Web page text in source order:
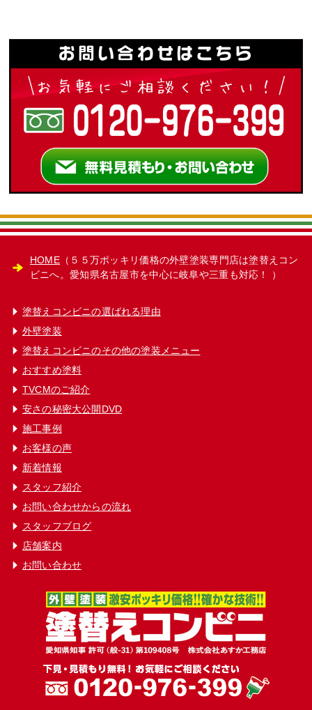
HOME （５５万ポッキリ価格の外壁塗装専門店は塗替えコン
ビニへ。愛知県名古屋市を中心に岐阜や三重も対応！ ）
塗替えコンビニの選ばれる理由
外壁塗装
塗替えコンビニのその他の塗装メニュー
おすすめ塗料
TVCMのご紹介
安さの秘密大公開DVD
施工事例
お客様の声
新着情報
スタッフ紹介
お問い合わせからの流れ
スタッフブログ
店舗案内
お問い合わせ